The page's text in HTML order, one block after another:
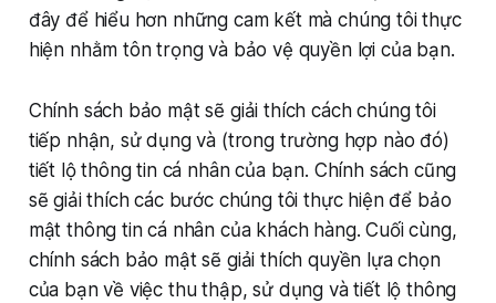
đây để hiểu hơn những cam kết mà chúng tôi thực
hiện nhằm tôn trọng và bảo vệ quyền lợi của bạn.
Chính sách bảo mật sẽ giải thích cách chúng tôi
tiếp nhận, sử dụng và (trong trường hợp nào đó)
tiết lộ thông tin cá nhân của bạn. Chính sách cũng
sẽ giải thích các bước chúng tôi thực hiện để bảo
mật thông tin cá nhân của khách hàng. Cuối cùng,
chính sách bảo mật sẽ giải thích quyền lựa chọn
của bạn về việc thu thập, sử dụng và tiết lộ thông